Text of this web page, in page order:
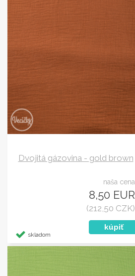
Dvojitá gázovina - gold brown
naša cena
8,50 EUR
(212,50 CZK)
skladom